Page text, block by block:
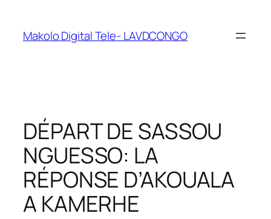
Makolo Digital Tele- LAVDCONGO
DÉPART DE SASSOU
NGUESSO: LA
RÉPONSE D’AKOUALA
A KAMERHE